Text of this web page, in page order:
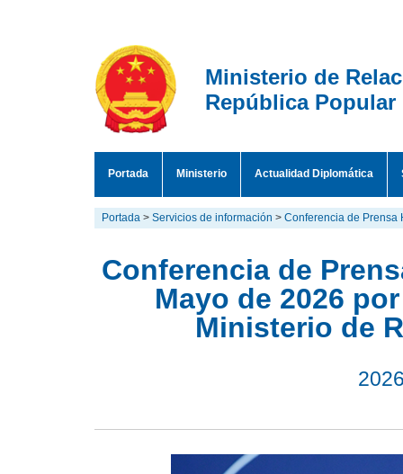
Ministerio de
República Popular
Portada Ministerio Actualidad Diplomática
Portada > Servicios de información > Conferencia de Prensa
Conferencia de
Mayo de 2026
Ministerio de